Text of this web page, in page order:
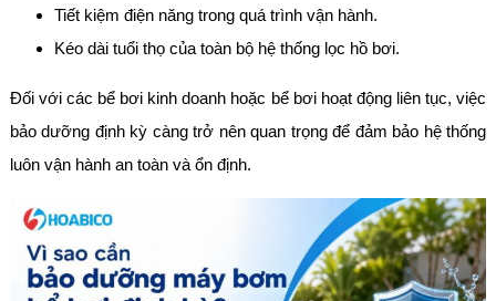
Tiết kiệm điện năng trong quá trình vận hành.
Kéo dài tuổi thọ của toàn bộ hệ thống lọc hồ bơi.
Đối với các bể bơi kinh doanh hoặc bể bơi hoạt động liên tục, việc
bảo dưỡng định kỳ càng trở nên quan trọng để đảm bảo hệ thống
luôn vận hành an toàn và ổn định.